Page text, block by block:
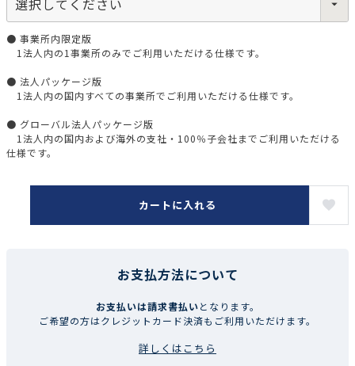
● 事業所内限定版
1法人内の1事業所のみでご利用いただける仕様です。
● 法人パッケージ版
1法人内の国内すべての事業所でご利用いただける仕様です。
● グローバル法人パッケージ版
1法人内の国内および海外の支社・100％子会社までご利用いただける
仕様です。
カートに入れる
お支払方法について
お支払いは請求書払いとなります。
ご希望の方はクレジットカード決済もご利用いただけます。
詳しくはこちら